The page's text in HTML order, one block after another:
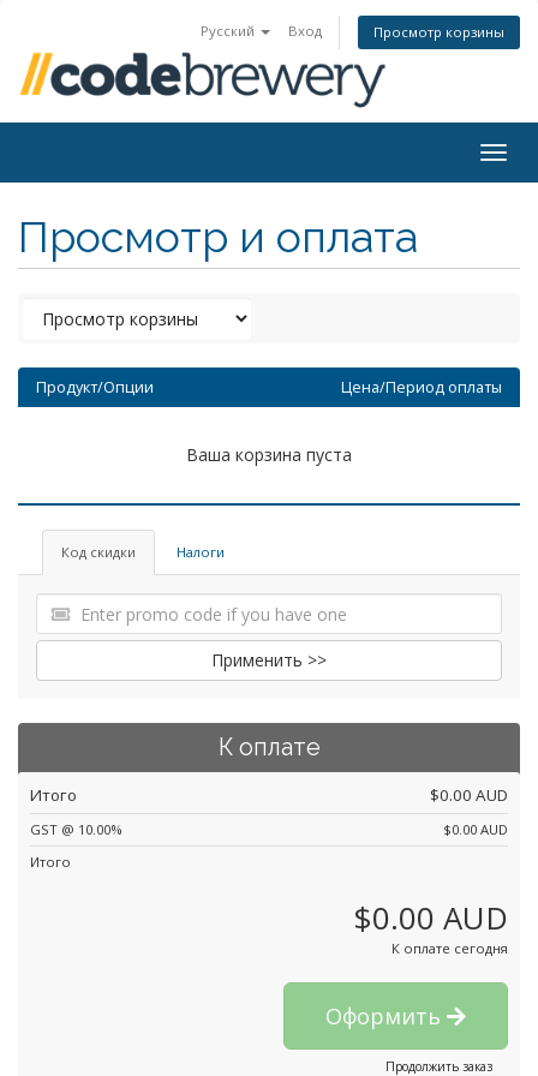
Русский Вход Просмотр корзины
Просмотр и оплата
Продукт/Опции Цена/Период оплаты
Ваша корзина пуста
Код скидки Налоги
Применить >>
К оплате
Итого $0.00 AUD
GST @ 10.00%
$0.00 AUD
Итого
$0.00 AUD
К оплате сегодня
Оформить
Продолжить заказ